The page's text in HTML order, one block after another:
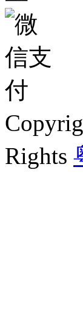
Rights